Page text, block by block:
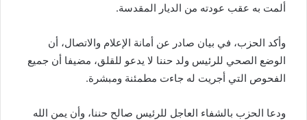
ألمت به عقب عودته من الديار المقدسة.
وأكد الحزب، في بيان صادر عن أمانة الإعلام والاتصال، أن
الوضع الصحي للرئيس ولد حننا لا يدعو للقلق، مضيفا أن جميع
الفحوص التي أجريت له جاءت مطمئنة ومبشرة.
ودعا الحزب بالشفاء العاجل للرئيس صالح حننا، وأن يمن الله